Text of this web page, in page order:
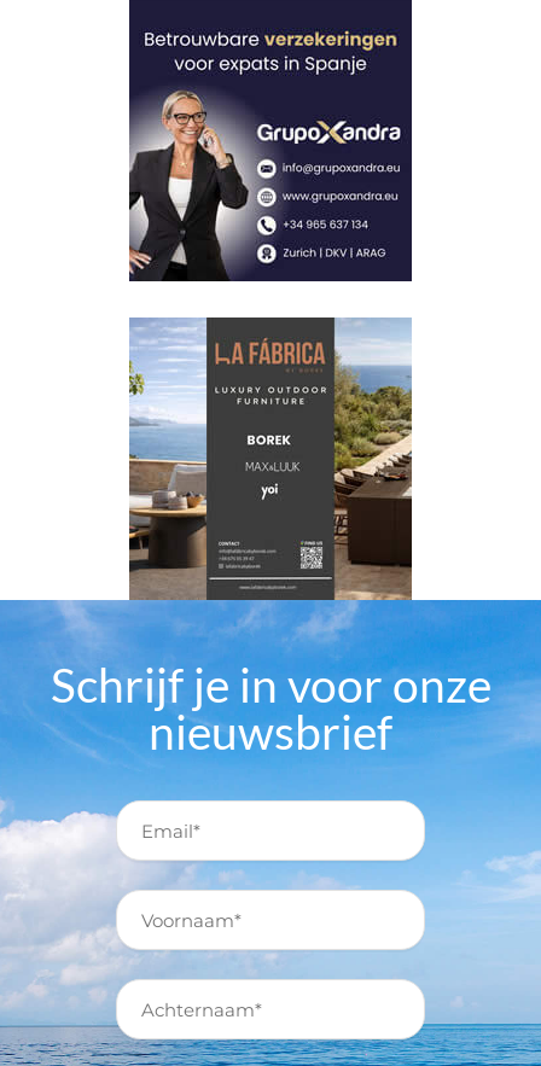
Schrijf je in voor onze
nieuwsbrief